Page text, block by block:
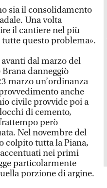
sia il consolidamento
Una volta
il cantiere nel più
questo problema».
dal marzo del
danneggiò
marzo un’ordinanza
anche
civile provvide poi a
di cemento,
però
Nel novembre del
colpito tutta la Piana,
nei primi
particolarmente
porzione di argine.